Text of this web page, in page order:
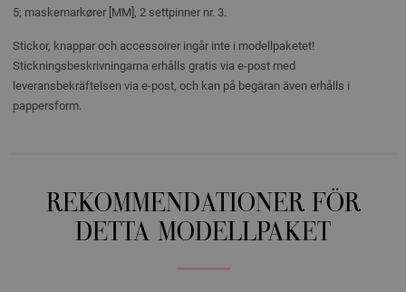
5; maskemarkører [MM], 2 settpinner nr. 3.
Stickor, knappar och accessoirer ingår inte i modellpaketet!
Stickningsbeskrivningarna erhålls gratis via e-post med
leveransbekräftelsen via e-post, och kan på begäran även erhålls i
pappersform.
REKOMMENDATIONER FÖR
DETTA MODELLPAKET